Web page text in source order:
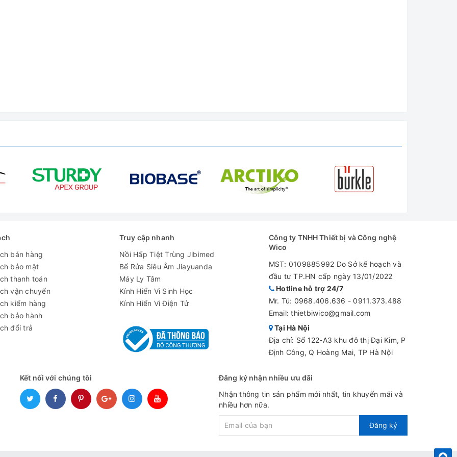
không chứa bất kỳ·màu nhuộm nào có thể làm ố vàng hoặc nhiễm
trị 100ppm là bình thường.
dịch chuẩn đã sử dụng theo đúng quy định.
cứ hóa chất nào vào dung dịch.
bán hàng
bảo mật
thanh toán
vận chuyển
kiểm hàng
bảo hành
đổi trả
Truy cập nhanh
Nồi Hấp Tiệt Trùng Jibimed
Bể Rửa Siêu Âm Jiayuanda
Máy Ly Tâm
Kính Hiển Vi Sinh Học
Kính Hiển Vi Điện Tử
Công ty TNHH Thiết bị và Công nghệ
Wico
MST: 0109885992 Do Sở kế hoạch và
đầu tư TP.HN cấp ngày 13/01/2022
Hotline hỗ trợ 24/7
Mr. Tú: 0968.406.636 -0911.373.488
Email: thietbiwico@gmail.com
Tại Hà Nội
Địa chỉ: Số 122-A3 khu đô thị Đại Kim, P
Định Công, Q Hoàng Mai, TP Hà Nội
Kết nối với chúng tôi
Đăng ký nhận nhiều ưu đãi
Nhận thông tin sản phẩm mới nhất, tin khuyến mãi và
nhiều hơn nữa.
Đăng ký